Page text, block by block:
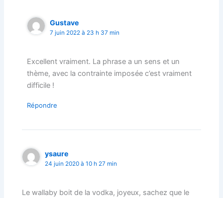
Gustave
7 juin 2022 à 23 h 37 min
Excellent vraiment. La phrase a un sens et un
thème, avec la contrainte imposée c’est vraiment
difficile !
Répondre
ysaure
24 juin 2020 à 10 h 27 min
Le wallaby boit de la vodka, joyeux, sachez que le